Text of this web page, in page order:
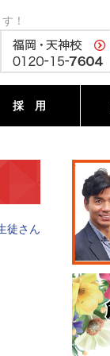
！
採 用
徒さん